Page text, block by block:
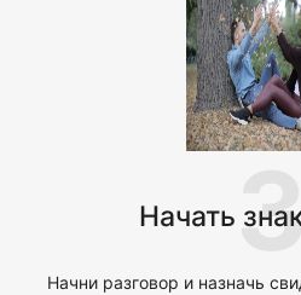
Начать
Начни разговор и назначь